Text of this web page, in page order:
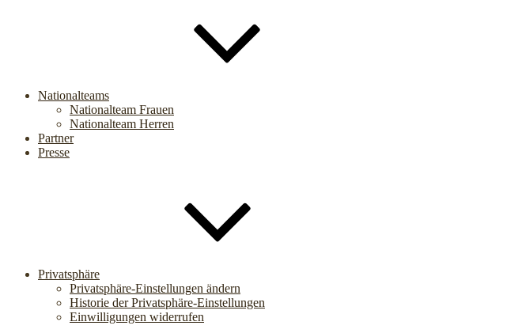
Nationalteams
Nationalteam Frauen
Nationalteam Herren
Partner
Presse
Privatsphäre
Privatsphäre-Einstellungen ändern
Historie der Privatsphäre-Einstellungen
Einwilligungen widerrufen